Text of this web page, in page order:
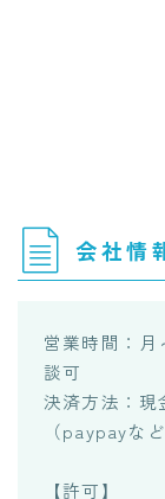
会社情
営業時間：
談可
決済方法：現
（paypayなど
【許可】